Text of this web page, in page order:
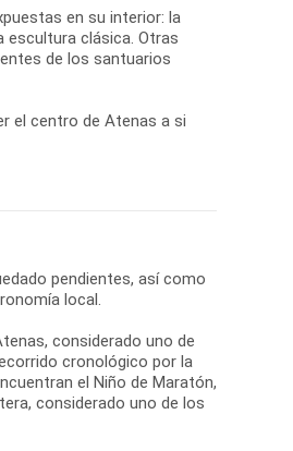
en su interior: la
escultura clásica. Otras
de los santuarios
el centro de Atenas a si
pendientes, así como
local.
considerado uno de
cronológico por la
el Niño de Maratón,
considerado uno de los